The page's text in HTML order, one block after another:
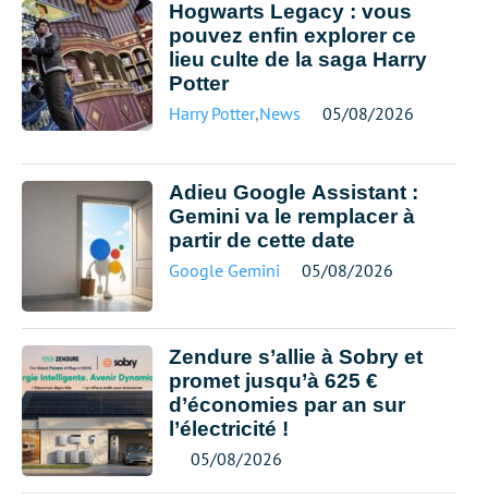
Hogwarts Legacy : vous
pouvez enfin explorer ce
lieu culte de la saga Harry
Potter
Harry Potter,News 05/08/2026
Adieu Google Assistant :
Gemini va le remplacer à
partir de cette date
Google Gemini 05/08/2026
Zendure s’allie à Sobry et
promet jusqu’à 625 €
d’économies par an sur
l’électricité !
05/08/2026